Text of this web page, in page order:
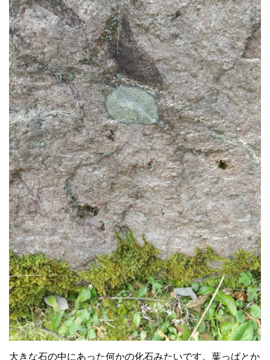
大きな石の中にあった何かの化石みたいです。葉っぱとか